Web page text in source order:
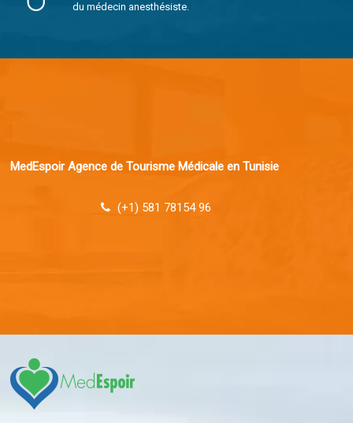
du médecin anesthésiste.
MedEspoir Agence de Tourisme Médicale en Tunisie
(+1) 581 78154 96